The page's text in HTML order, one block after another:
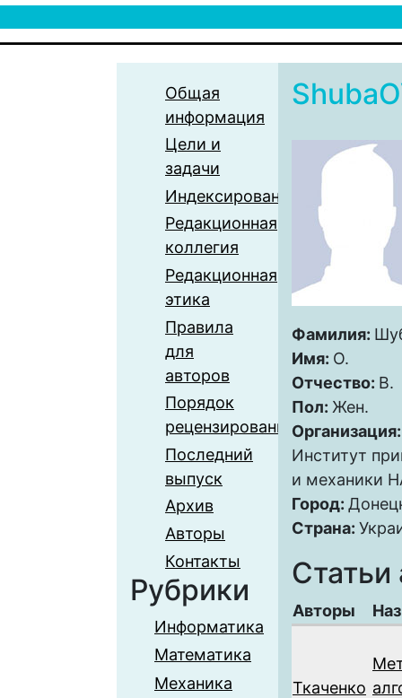
Общая
информация
Цели и
задачи
Индексирование
Редакционная
коллегия
Редакционная
этика
Правила
для
авторов
Порядок
рецензирования
Последний
выпуск
Архив
Авторы
Контакты
Рубрики
Информатика
Математика
Механика
Фамилия:
Имя: О.
Отчество: В.
Пол: Жен.
Институт
и механики
Город:
Страна:
Статьи
Авторы
Ткаченко